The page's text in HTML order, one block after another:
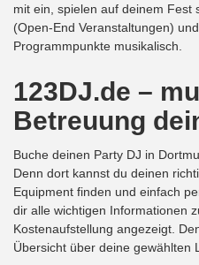
mit ein, spielen auf deinem Fest
(Open-End Veranstaltungen)
Programmpunkte musikalisch.
123DJ.de –
Betreuung
Buche deinen Party DJ in
Denn dort kannst du deinen
Equipment finden und einfach
dir alle wichtigen Informationen
Kostenaufstellung angezeigt.
Übersicht über deine gewählten